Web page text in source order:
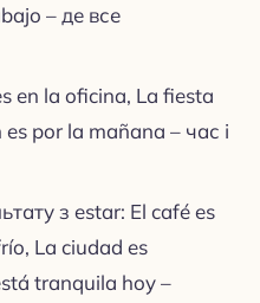
– де все
en la oficina, La fiesta
por la mañana – час і
з estar: El café es
La ciudad es
tranquila hoy –